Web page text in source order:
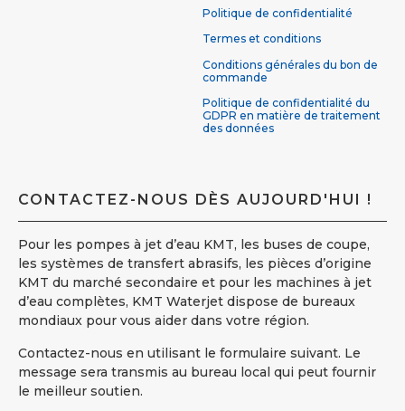
Politique de confidentialité
Termes et conditions
Conditions générales du bon de
commande
Politique de confidentialité du
GDPR en matière de traitement
des données
CONTACTEZ-NOUS DÈS AUJOURD'HUI !
Pour les pompes à jet d’eau KMT, les buses de coupe,
les systèmes de transfert abrasifs, les pièces d’origine
KMT du marché secondaire et pour les machines à jet
d’eau complètes, KMT Waterjet dispose de bureaux
mondiaux pour vous aider dans votre région.
Contactez-nous en utilisant le formulaire suivant. Le
message sera transmis au bureau local qui peut fournir
le meilleur soutien.